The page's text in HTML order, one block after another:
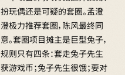
扮玩偶还是可疑的套圈。孟澄
澄极力推荐套圈，陈风最终同
意。套圈项目摊主是巨型兔子，
规则只有四条：套走兔子先生
获游戏币；兔子先生很饿；要对